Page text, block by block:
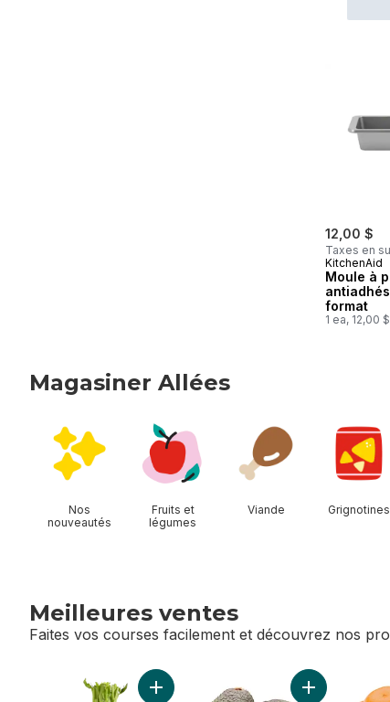
12,00 $
Taxes en
KitchenAid
Moule à
format
1 ea, 12,00
Magasiner Allées
Nos
nouveautés
Fruits et
légumes
Viande Grignotines
Meilleures ventes
Faites vos courses facilement et découvrez nos
sauter Meilleures ventes
Ajouter Céleri au panier Ajouter